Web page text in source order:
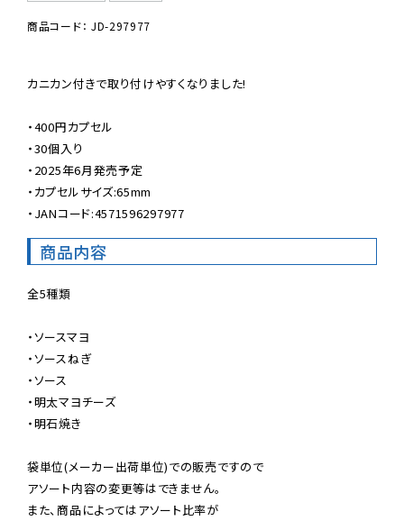
商品コード： JD-297977
カニカン付きで取り付けやすくなりました!
・400円カプセル
・30個入り
・2025年6月発売予定
・カプセルサイズ:65mm
・JANコード:4571596297977
商品内容
全5種類
・ソースマヨ
・ソースねぎ
・ソース
・明太マヨチーズ
・明石焼き
袋単位(メーカー出荷単位)での販売ですので
アソート内容の変更等はできません。
また、商品によってはアソート比率が